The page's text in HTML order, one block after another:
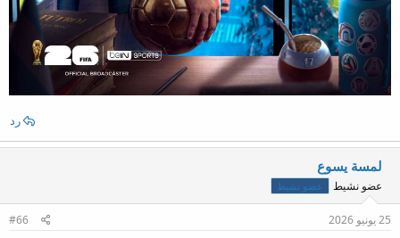
رد
لمسة يسوع
عضو نشيط عضو نشيط
25 يونيو 2026 #66